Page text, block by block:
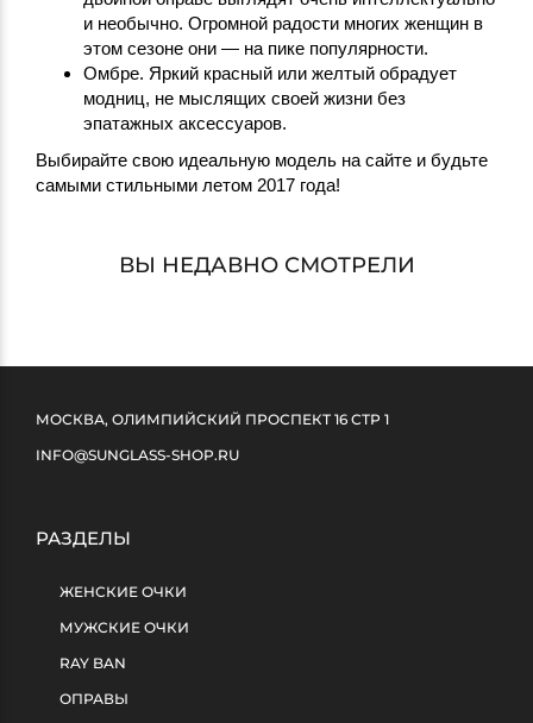
и необычно. Огромной радости многих женщин в
этом сезоне они — на пике популярности.
Омбре. Яркий красный или желтый обрадует
модниц, не мыслящих своей жизни без
эпатажных аксессуаров.
Выбирайте свою идеальную модель на сайте и будьте
самыми стильными летом 2017 года!
ВЫ НЕДАВНО СМОТРЕЛИ
МОСКВА, ОЛИМПИЙСКИЙ ПРОСПЕКТ 16 СТР 1
INFO@SUNGLASS-SHOP.RU
РАЗДЕЛЫ
ЖЕНСКИЕ ОЧКИ
МУЖСКИЕ ОЧКИ
RAY BAN
ОПРАВЫ